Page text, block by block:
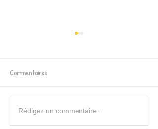
ACTIVITE SNOEZELEN
Commentaires
Rédigez un commentaire...